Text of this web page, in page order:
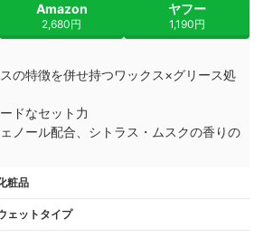
Amazon
2,680円
ヤフー
1,190円
の特徴を併せ持つワックス×グリース処
ドなセット力
ノール配合、シトラス・ムスクの香りの
粧品
ェットタイプ